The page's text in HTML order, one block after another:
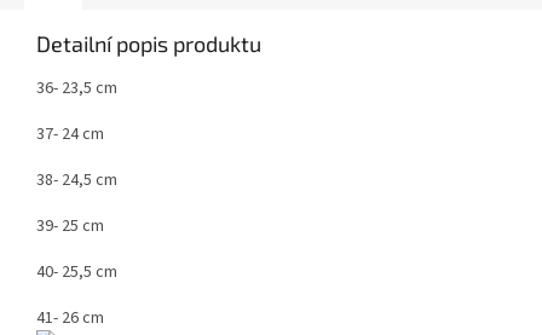
Detailní popis produktu
36- 23,5 cm
37- 24 cm
38- 24,5 cm
39- 25 cm
40- 25,5 cm
41- 26 cm